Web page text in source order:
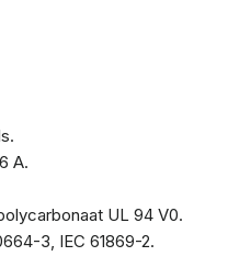
6 A.
UL 94 V0.
3, IEC 61869-2.